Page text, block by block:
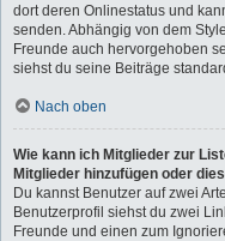
dort deren Onlinestatus und
senden. Abhängig von dem
Freunde auch hervorgehoben
siehst du seine Beiträge
Nach oben
Wie kann ich Mitglieder zur
Mitglieder hinzufügen oder
Du kannst Benutzer auf zwei
Benutzerprofil siehst du zwei
Freunde und einen zum